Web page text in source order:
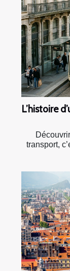
L’histoire
transport,